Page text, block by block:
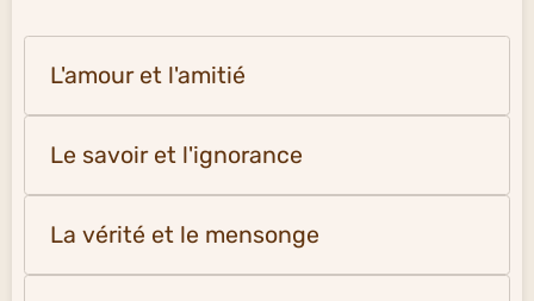
L'amour et l'amitié
Le savoir et l'ignorance
La vérité et le mensonge